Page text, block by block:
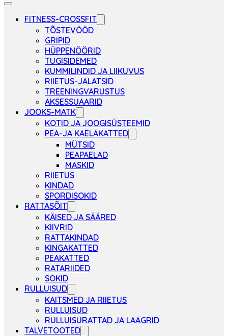
FITNESS-CROSSFIT
TÕSTEVÖÖD
GRIPID
HÜPPENÖÖRID
TUGISIDEMED
KUMMILINDID JA LIIKUVUS
RIIETUS-JALATSID
TREENINGVARUSTUS
AKSESSUAARID
JOOKS-MATK
KOTID JA JOOGISÜSTEEMID
PEA-JA KAELAKATTED
MÜTSID
PEAPAELAD
MASKID
RIIETUS
KINDAD
SPORDISOKID
RATTASÕIT
KÄISED JA SÄÄRED
KIIVRID
RATTAKINDAD
KINGAKATTED
PEAKATTED
RATARIIDED
SOKID
RULLUISUD
KAITSMED JA RIIETUS
RULLUISUD
RULLUISURATTAD JA LAAGRID
TALVETOOTED